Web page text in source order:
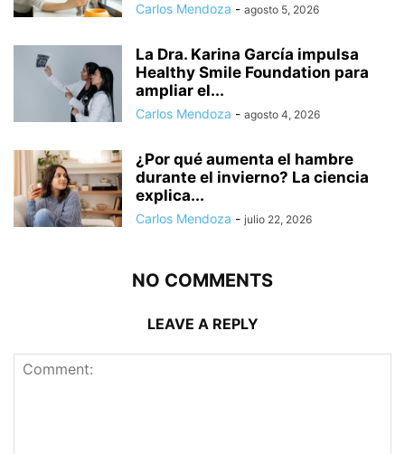
Carlos Mendoza - agosto 5, 2026
La Dra. Karina García impulsa
Healthy Smile Foundation para
ampliar el...
Carlos Mendoza - agosto 4, 2026
¿Por qué aumenta el hambre
durante el invierno? La ciencia
explica...
Carlos Mendoza - julio 22, 2026
NO COMMENTS
LEAVE A REPLY